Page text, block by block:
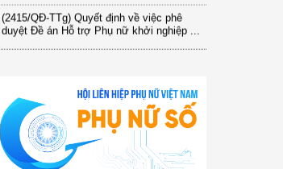
(2415/QĐ-TTg) Quyết định về việc phê
duyệt Đề án Hỗ trợ Phụ nữ khởi nghiệp ...